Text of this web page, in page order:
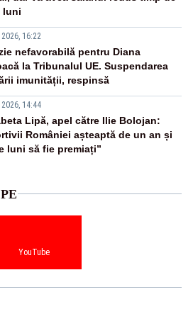
luni
16:22
nefavorabilă pentru Diana
la Tribunalul UE. Suspendarea
imunității, respinsă
14:44
Lipă, apel către Ilie Bolojan:
României așteaptă de un an și
luni să fie premiați”
YouTube